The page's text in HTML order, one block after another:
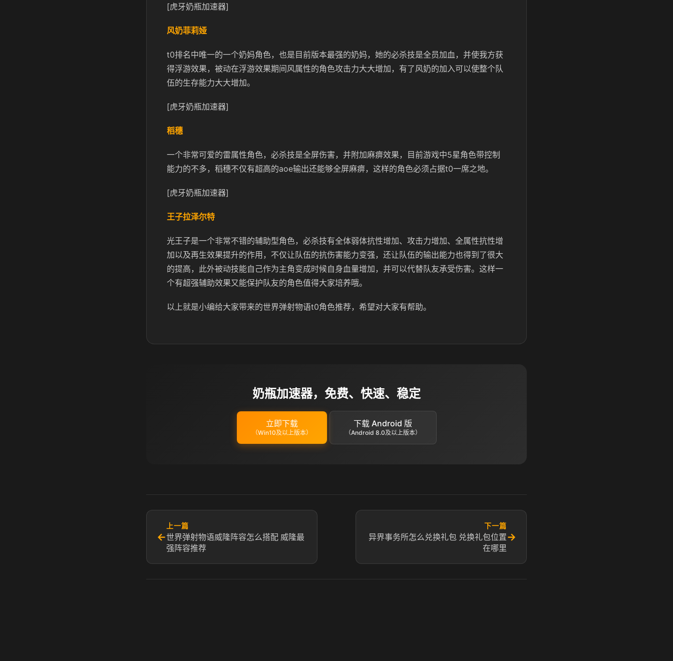
[虎牙奶瓶加速器]
风奶菲莉娅
t0排名中唯一的一个奶妈角色，也是目前版本最强的奶妈，她的必杀技是全员加血，并使我方获
得浮游效果，被动在浮游效果期间风属性的角色攻击力大大增加，有了风奶的加入可以使整个队
伍的生存能力大大增加。
[虎牙奶瓶加速器]
稻穗
一个非常可爱的雷属性角色，必杀技是全屏伤害，并附加麻痹效果，目前游戏中5星角色带控制
能力的不多，稻穗不仅有超高的aoe输出还能够全屏麻痹，这样的角色必须占据t0一席之地。
[虎牙奶瓶加速器]
王子拉泽尔特
光王子是一个非常不错的辅助型角色，必杀技有全体弱体抗性增加、攻击力增加、全属性抗性增
加以及再生效果提升的作用，不仅让队伍的抗伤害能力变强，还让队伍的输出能力也得到了很大
的提高，此外被动技能自己作为主角变成时候自身血量增加，并可以代替队友承受伤害。这样一
个有超强辅助效果又能保护队友的角色值得大家培养哦。
以上就是小编给大家带来的世界弹射物语t0角色推荐，希望对大家有帮助。
奶瓶加速器，免费、快速、稳定
立即下载
（Win10及以上版本）
下载 Android 版
（Android 8.0及以上版本）
←
上一篇
世界弹射物语威隆阵容怎么搭配 威隆最
强阵容推荐
下一篇
异界事务所怎么兑换礼包 兑换礼包位置
在哪里
→